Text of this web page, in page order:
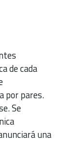
de cada
por pares.
Se
una